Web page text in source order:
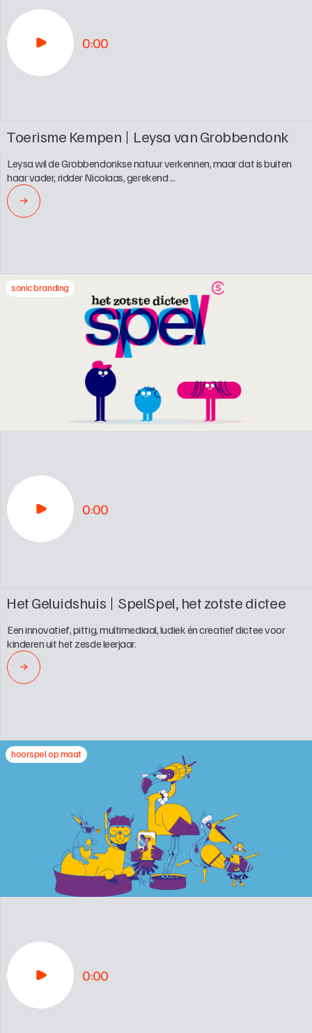
0:00
Toerisme Kempen Leysa van Grobbendonk
Leysa wil de Grobbendonkse natuur verkennen, maar dat is buiten
haar vader, ridder Nicolaas, gerekend ...
→
0:00
sonic branding
Het Geluidshuis SpelSpel, het zotste dictee
Een innovatief, pittig, multimediaal, ludiek én creatief dictee voor
kinderen uit het zesde leerjaar.
→
0:00
hoorspel op maat